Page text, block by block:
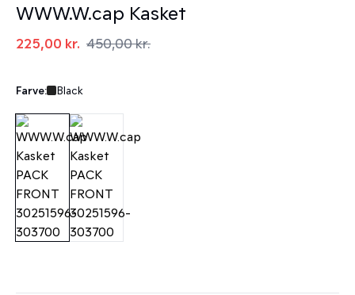
WWW.W.cap Kasket
225,00 kr. 450,00 kr.
Farve: Black